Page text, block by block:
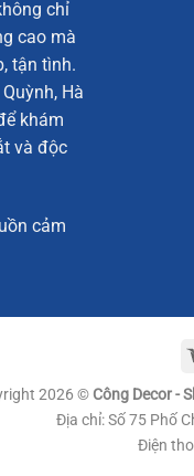
được hình dung khái
trọng
gương tròn,
chỉ
cao mà
tận tình.
Hà
khám
và độc
cảm
2026 © Công Decor -
Địa chỉ: Số 75 Phố
Điện